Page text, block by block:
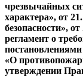
чрезвычайных
характера», от
безопасности», от
регламент о
постановлениями
«О
утверждении